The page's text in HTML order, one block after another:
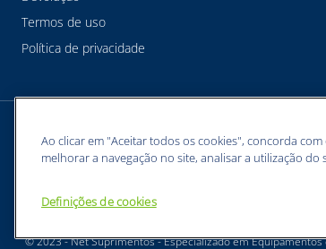
Termos de uso
Política de privacidade
Meios de pagamentos
BUNZL EQUIPAMENTOS PARA PROTEÇÃO INDIVIDUAL. -
© 2023 - Net Suprimentos - Especializado em Equipamentos
Ao clicar em "Aceitar todos os cookies", concorda
melhorar a navegação no site, analisar a utilização
Definições de cookies